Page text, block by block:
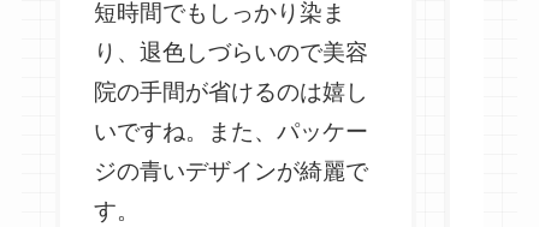
短時間でもしっかり染ま
り、退色しづらいので美容
院の手間が省けるのは嬉し
いですね。また、パッケー
ジの青いデザインが綺麗で
す。